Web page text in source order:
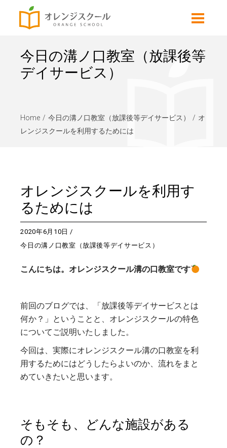
今日の溝ノ口教室（放課後等
デイサービス）
Home 今日の溝ノ口教室（放課後等デイサービス）
オ
レンジスクールを利用するためには
オレンジスクールを利用す
るためには
2020年6月10日
今日の溝ノ口教室（放課後等デイサービス）
こんにちは。オレンジスクール溝の口教室です
前回のブログでは、「放課後等デイサービスとは
何か？」ということと、オレンジスクールの特色
についてご説明いたしました。
今回は、実際にオレンジスクール溝の口教室を利
用するためにはどうしたらよいのか、流れをまと
めていきたいと思います。
そもそも、どんな施設がある
の？